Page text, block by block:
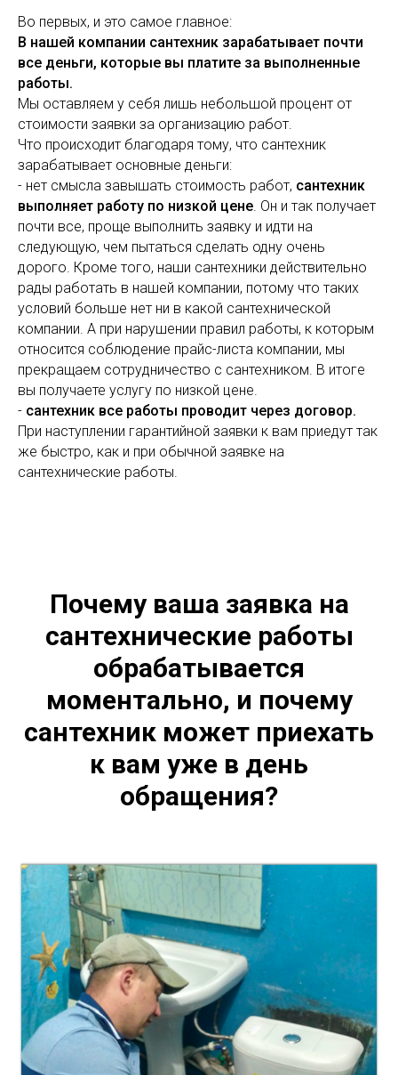
Во первых, и это самое главное:
В нашей компании сантехник зарабатывает почти
все деньги, которые вы платите за выполненные
работы.
Мы оставляем у себя лишь небольшой процент от
стоимости заявки за организацию работ.
Что происходит благодаря тому, что сантехник
зарабатывает основные деньги:
- нет смысла завышать стоимость работ, сантехник
выполняет работу по низкой цене. Он и так получает
почти все, проще выполнить заявку и идти на
следующую, чем пытаться сделать одну очень
дорого. Кроме того, наши сантехники действительно
рады работать в нашей компании, потому что таких
условий больше нет ни в какой сантехнической
компании. А при нарушении правил работы, к которым
относится соблюдение прайс-листа компании, мы
прекращаем сотрудничество с сантехником. В итоге
вы получаете услугу по низкой цене.
- сантехник все работы проводит через договор.
При наступлении гарантийной заявки к вам приедут так
же быстро, как и при обычной заявке на
сантехнические работы.
Почему ваша заявка на
сантехнические работы
обрабатывается
моментально, и почему
сантехник может приехать
к вам уже в день
обращения?